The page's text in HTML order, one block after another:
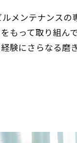
メンテナンス
もって取り組ん
験にさらなる磨